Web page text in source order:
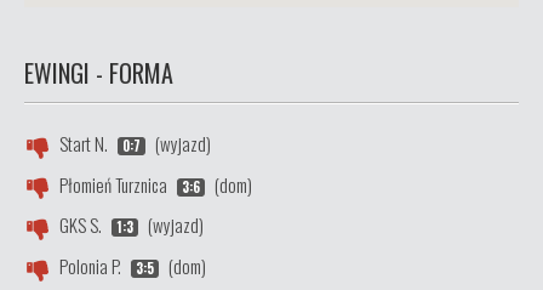
EWINGI - FORMA
Start N. 0:7
(wyjazd)
Płomień Turznica
3:6
(dom)
GKS S.
1:3
(wyjazd)
Polonia P.
3:5
(dom)